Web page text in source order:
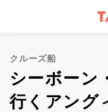
クルーズ船
シーボーン
行くアング